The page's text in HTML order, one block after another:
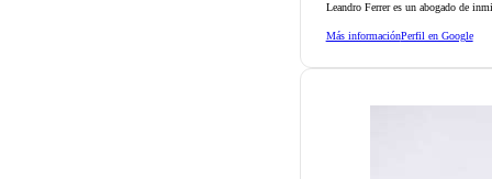
Leandro Ferrer es un abogado de
Más informaciónPerfil en Google